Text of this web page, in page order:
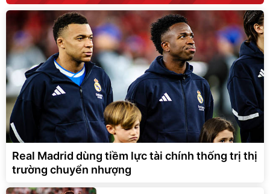
Real Madrid dùng tiềm lực tài chính thống trị thị
trường chuyển nhượng